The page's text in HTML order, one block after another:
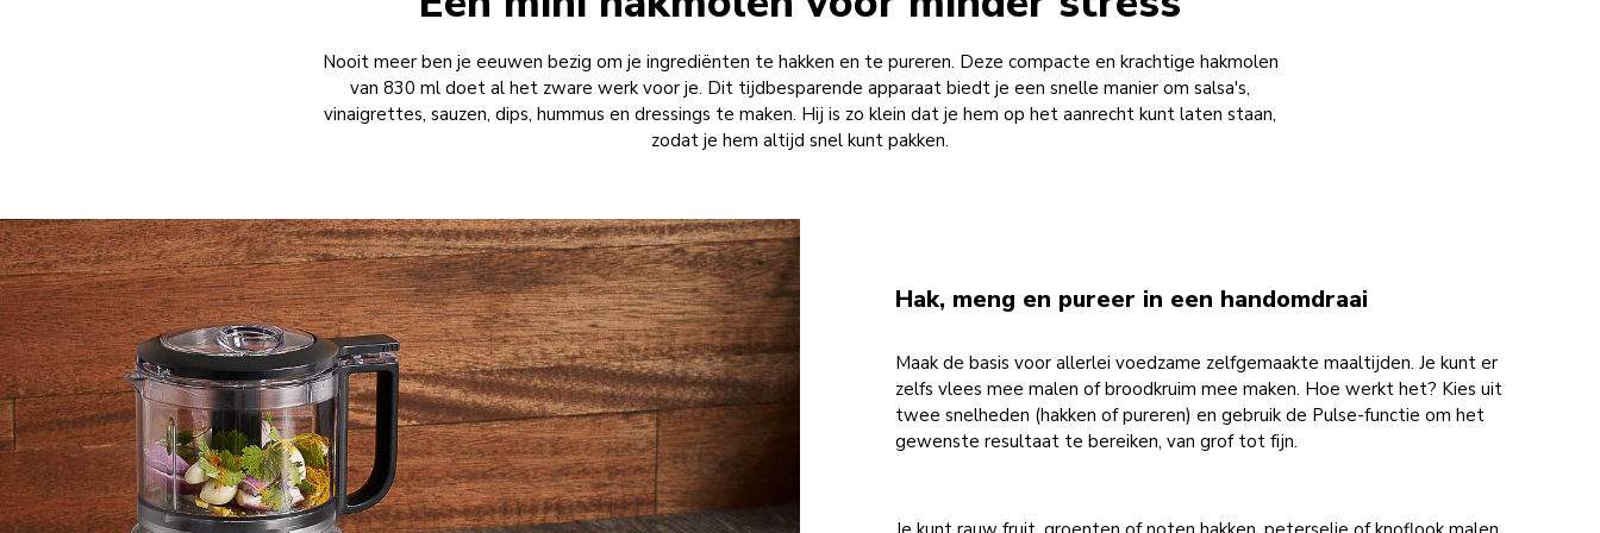
Nooit meer ben je eeuwen bezig om je ingrediënten te hakken en te pureren. Deze compacte en krachtige hakmolen
van 830 ml doet al het zware werk voor je. Dit tijdbesparende apparaat biedt je een snelle manier om salsa's,
vinaigrettes, sauzen, dips, hummus en dressings te maken. Hij is zo klein dat je hem op het aanrecht kunt laten staan,
zodat je hem altijd snel kunt pakken.
Hak, meng en pureer in een handomdraai
Maak de basis voor allerlei voedzame zelfgemaakte maaltijden. Je kunt er
zelfs vlees mee malen of broodkruim mee maken. Hoe werkt het? Kies uit
twee snelheden (hakken of pureren) en gebruik de Pulse-functie om het
gewenste resultaat te bereiken, van grof tot fijn.